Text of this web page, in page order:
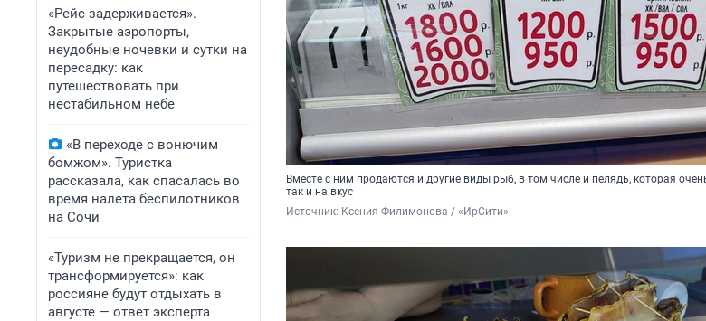
«Рейс задерживается».
Закрытые аэропорты,
неудобные ночевки и сутки на
пересадку: как
путешествовать при
нестабильном небе
«В переходе с вонючим
бомжом». Туристка
рассказала, как спасалась во
время налета беспилотников
на Сочи
«Туризм не прекращается, он
трансформируется»: как
россияне будут отдыхать в
августе — ответ эксперта
Вместе с ним продаются и другие виды рыб, в том числе и пелядь, которая
так и на вкус
Источник: Ксения Филимонова / «ИрСити»